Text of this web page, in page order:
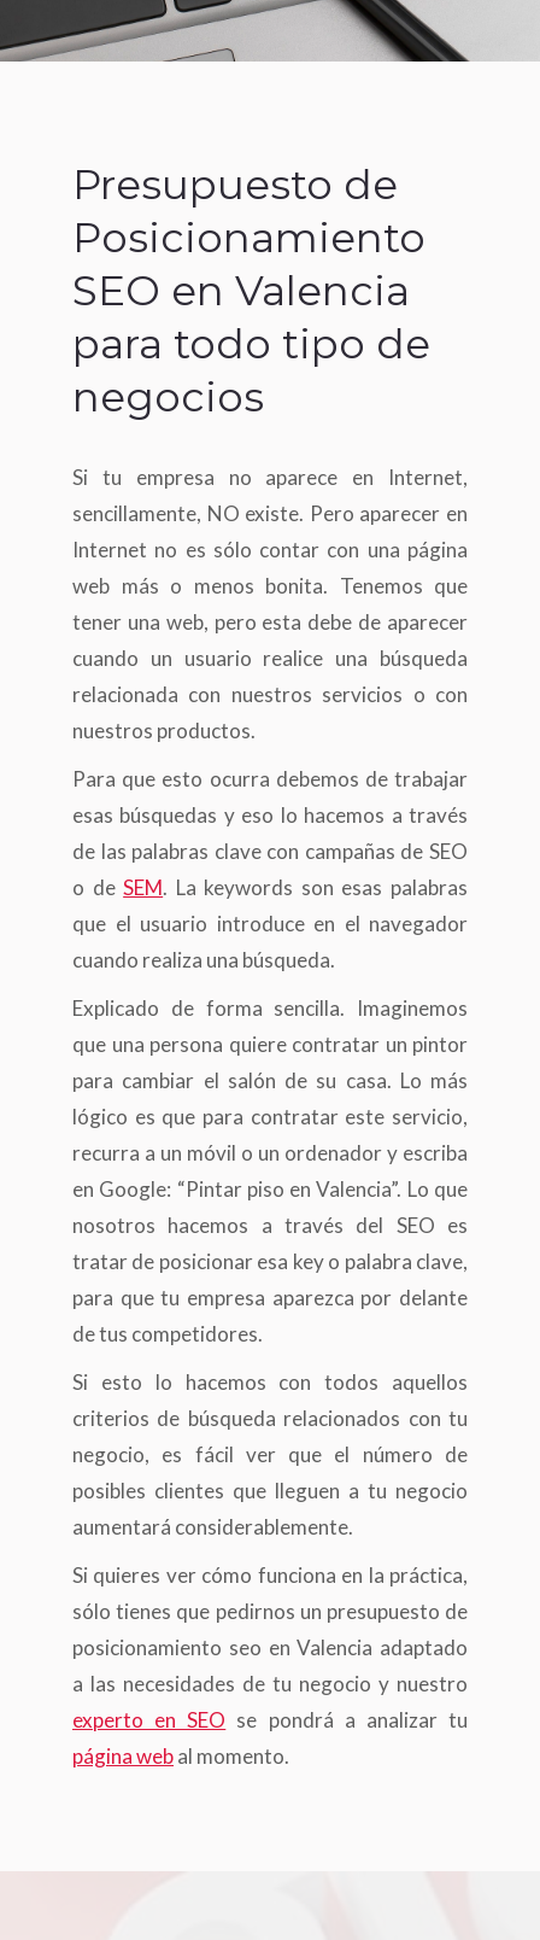
Presupuesto de
Posicionamiento
SEO en Valencia
para todo tipo de
negocios
Si tu empresa no aparece en Internet,
sencillamente, NO existe. Pero aparecer en
Internet no es sólo contar con una página
web más o menos bonita. Tenemos que
tener una web, pero esta debe de aparecer
cuando un usuario realice una búsqueda
relacionada con nuestros servicios o con
nuestros productos.
Para que esto ocurra debemos de trabajar
esas búsquedas y eso lo hacemos a través
de las palabras clave con campañas de SEO
o deSEM. La keywords son esas palabras
que el usuario introduce en el navegador
cuando realiza una búsqueda.
Explicado de forma sencilla. Imaginemos
que una persona quiere contratar un pintor
para cambiar el salón de su casa. Lo más
lógico es que para contratar este servicio,
recurra a un móvil o un ordenador y escriba
en Google: “Pintar piso en Valencia”. Lo que
nosotros hacemos a través del SEO es
tratar de posicionar esa key o palabra clave,
para que tu empresa aparezca por delante
de tus competidores.
Si esto lo hacemos con todos aquellos
criterios de búsqueda relacionados con tu
negocio, es fácil ver que el número de
posibles clientes que lleguen a tu negocio
aumentará considerablemente.
Si quieres ver cómo funciona en la práctica,
sólo tienes que pedirnos un presupuesto de
posicionamiento seo en Valencia adaptado
a las necesidades de tu negocio y nuestro
experto en SEO se pondrá a analizar tu
página webal momento.